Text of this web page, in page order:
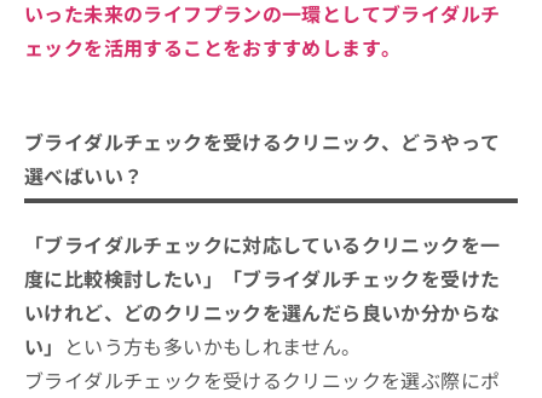
おすすめのクリニック5選
いった未来のライフプランの一環としてブライダルチ
ェックを活用することをおすすめします。
ブライダルチェックを受けるクリニック、どうやって
選べばいい？
「ブライダルチェックに対応しているクリニックを一
度に比較検討したい」「ブライダルチェックを受けた
いけれど、どのクリニックを選んだら良いか分からな
い」 という方も多いかもしれません。
ブライダルチェックを受けるクリニックを選ぶ際にポ
ら